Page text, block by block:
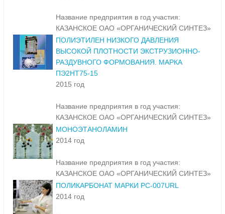
Название предприятия в год участия:
КАЗАНСКОЕ ОАО «ОРГАНИЧЕСКИЙ СИНТЕЗ»
ПОЛИЭТИЛЕН НИЗКОГО ДАВЛЕНИЯ
ВЫСОКОЙ ПЛОТНОСТИ ЭКСТРУЗИОННО-
РАЗДУВНОГО ФОРМОВАНИЯ. МАРКА
ПЭ2НТ75-15
2015 год
Название предприятия в год участия:
КАЗАНСКОЕ ОАО «ОРГАНИЧЕСКИЙ СИНТЕЗ»
МОНОЭТАНОЛАМИН
2014 год
Название предприятия в год участия:
КАЗАНСКОЕ ОАО «ОРГАНИЧЕСКИЙ СИНТЕЗ»
ПОЛИКАРБОНАТ МАРКИ PC-007URL
2014 год